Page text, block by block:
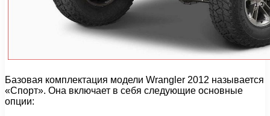
Базовая комплектация модели Wrangler 2012 называется
«Спорт». Она включает в себя следующие основные
опции: